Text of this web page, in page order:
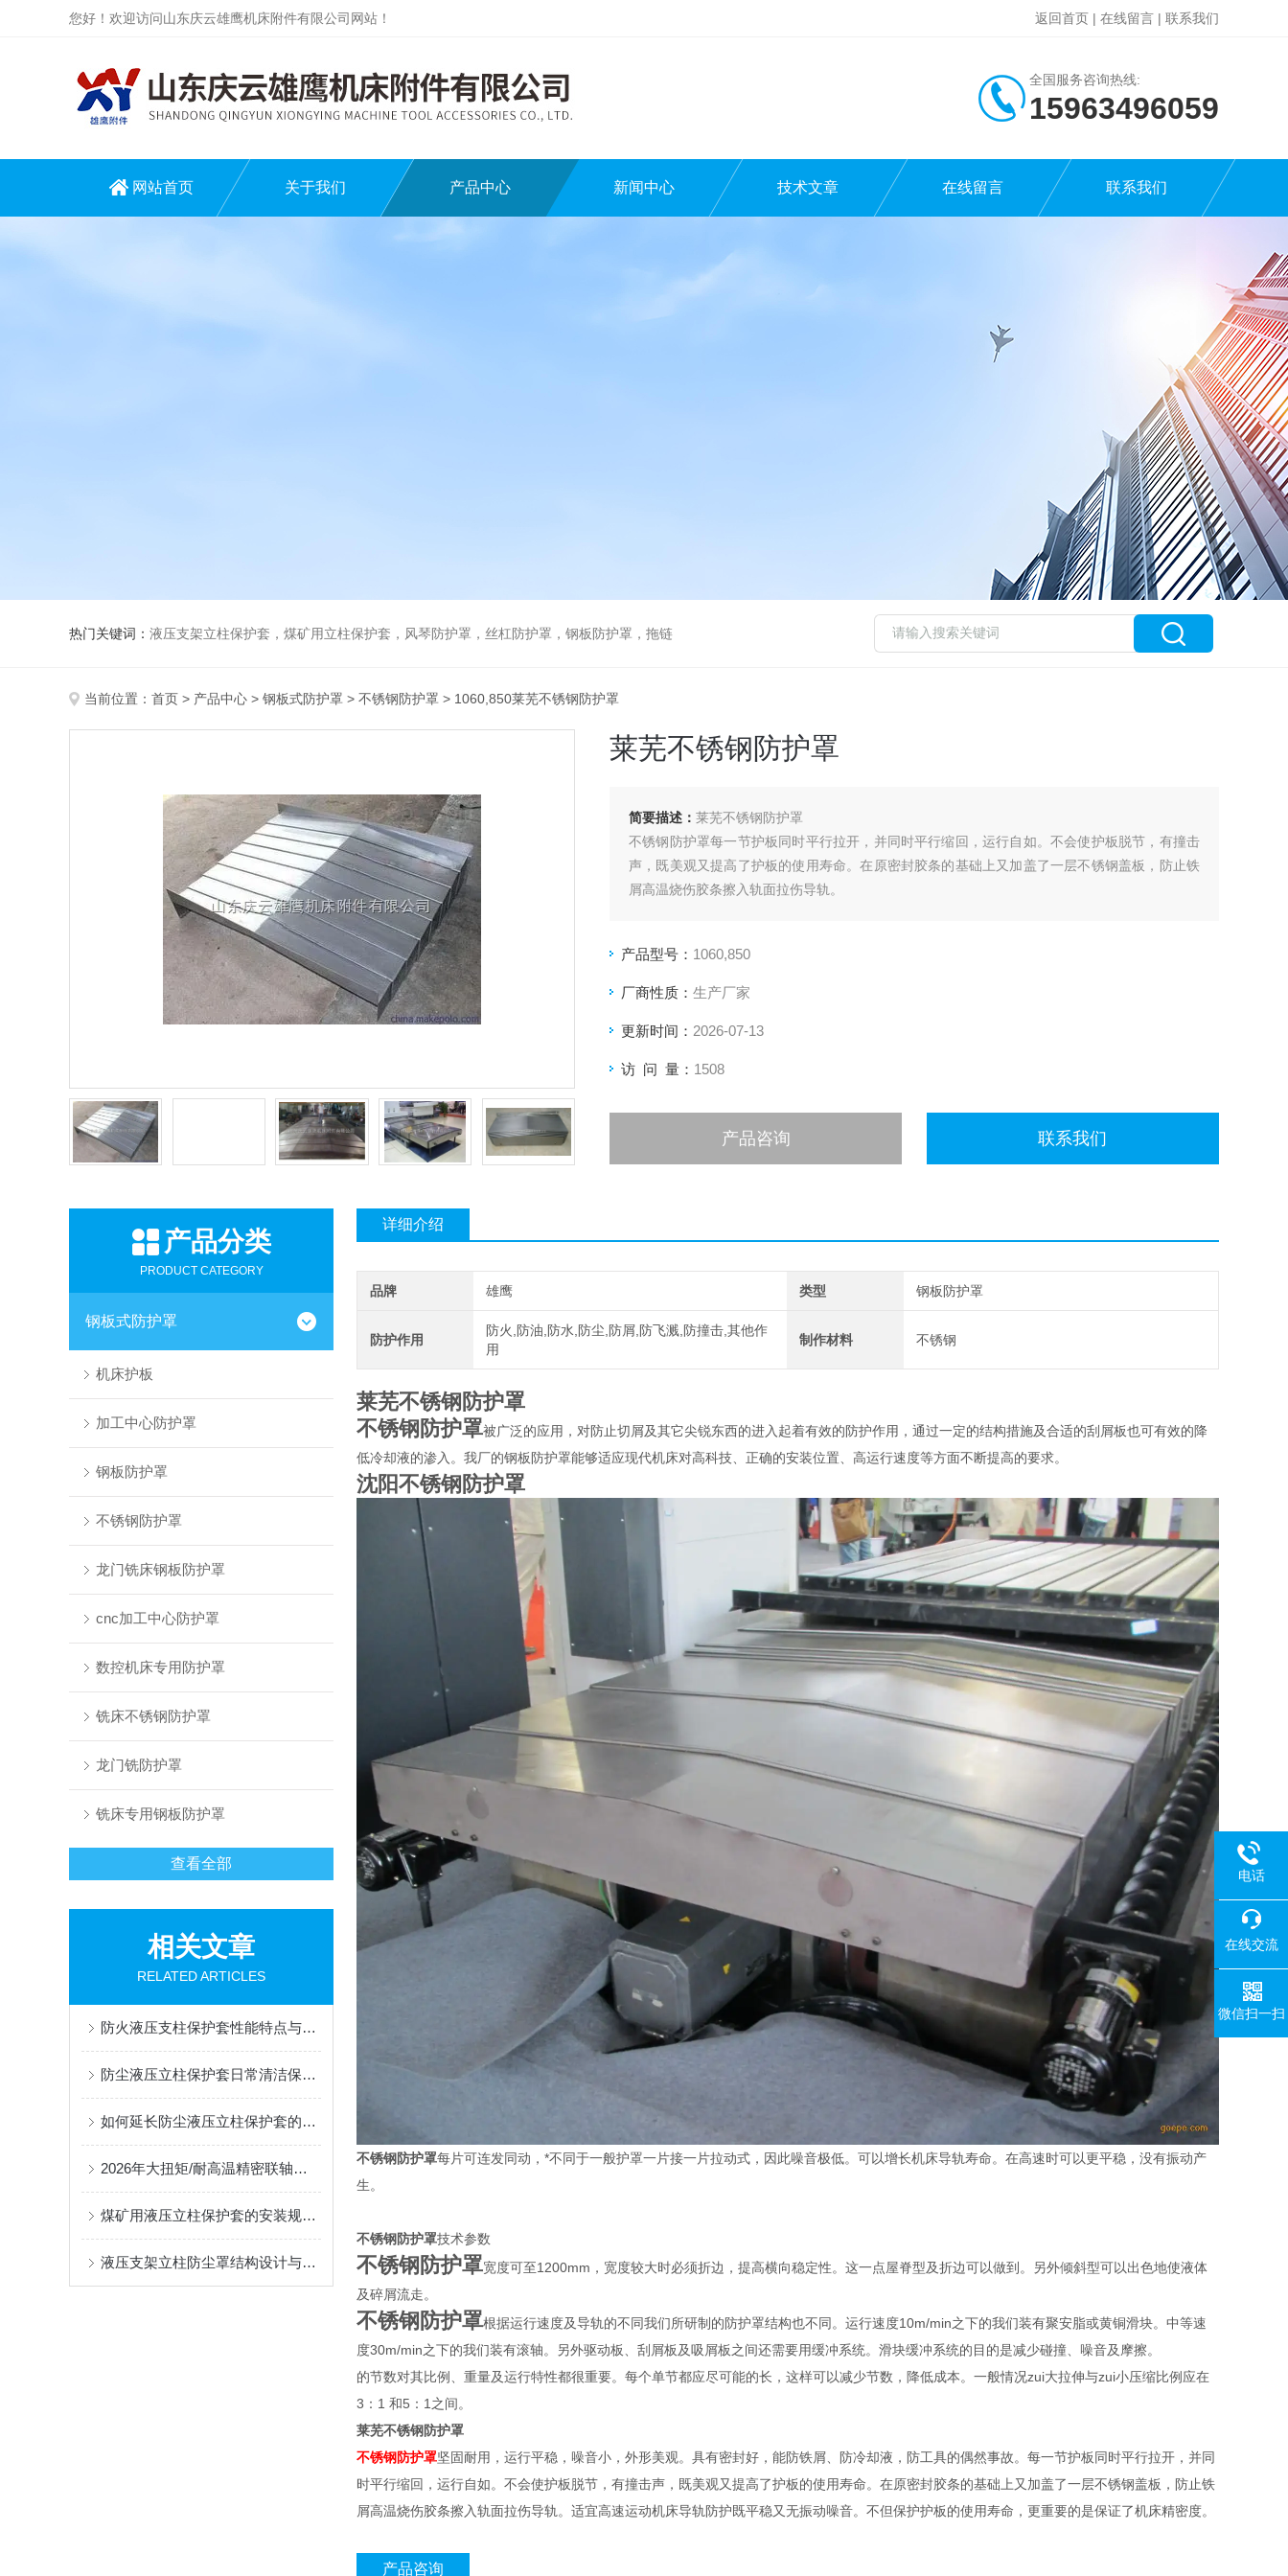
您好！欢迎访问山东庆云雄鹰机床附件有限公司网站！ 返回首页 | 在线留言 | 联系我们
全国服务咨询热线:
15963496059
网站首页 关于我们 产品中心 新闻中心 技术文章 在线留言 联系我们
热门关键词： 液压支架立柱保护套，煤矿用立柱保护套，风琴防护罩，丝杠防护罩，钢板防护罩，拖链
当前位置： 首页 > 产品中心 > 钢板式防护罩 > 不锈钢防护罩 > 1060,850莱芜不锈钢防护罩
莱芜不锈钢防护罩
简要描述： 莱芜不锈钢防护罩
不锈钢防护罩每一节护板同时平行拉开，并同时平行缩回，运行自如。不会使护板脱节，有撞击
声，既美观又提高了护板的使用寿命。在原密封胶条的基础上又加盖了一层不锈钢盖板，防止铁
屑高温烧伤胶条擦入轨面拉伤导轨。
产品型号： 1060,850
厂商性质： 生产厂家
更新时间： 2026-07-13
访 问 量： 1508
产品咨询 联系我们
产品分类
PRODUCT CATEGORY
钢板式防护罩
机床护板
加工中心防护罩
钢板防护罩
不锈钢防护罩
龙门铣床钢板防护罩
cnc加工中心防护罩
数控机床专用防护罩
铣床不锈钢防护罩
龙门铣防护罩
铣床专用钢板防护罩
查看全部
相关文章
RELATED ARTICLES
防火液压支柱保护套性能特点与阻燃防护应用
防尘液压立柱保护套日常清洁保养与更换规范
如何延长防尘液压立柱保护套的使用寿命？
2026年大扭矩/耐高温精密联轴器定制找哪家？能实现精准定制的优质厂家盘点
煤矿用液压立柱保护套的安装规范与使用寿命提升方案
液压支架立柱防尘罩结构设计与密封防护原理
详细介绍
品牌 雄鹰 类型 钢板防护罩
防护作用
防火,防油,防水,防尘,防屑,防飞溅,防撞击,其他作
用
制作材料 不锈钢
莱芜不锈钢防护罩
不锈钢防护罩被广泛的应用，对防止切屑及其它尖锐东西的进入起着有效的防护作用，通过一定的结构措施及合适的刮屑板也可有效的降
低冷却液的渗入。我厂的钢板防护罩能够适应现代机床对高科技、正确的安装位置、高运行速度等方面不断提高的要求。
沈阳不锈钢防护罩
不锈钢防护罩每片可连发同动，*不同于一般护罩一片接一片拉动式，因此噪音极低。可以增长机床导轨寿命。在高速时可以更平稳，没有振动产
生。
不锈钢防护罩技术参数
不锈钢防护罩宽度可至1200mm，宽度较大时必须折边，提高横向稳定性。这一点屋脊型及折边可以做到。另外倾斜型可以出色地使液体
及碎屑流走。
不锈钢防护罩根据运行速度及导轨的不同我们所研制的防护罩结构也不同。运行速度10m/min之下的我们装有聚安脂或黄铜滑块。中等速
度30m/min之下的我们装有滚轴。另外驱动板、刮屑板及吸屑板之间还需要用缓冲系统。滑块缓冲系统的目的是减少碰撞、噪音及摩擦。
的节数对其比例、重量及运行特性都很重要。每个单节都应尽可能的长，这样可以减少节数，降低成本。一般情况zui大拉伸与zui小压缩比例应在
3：1 和5：1之间。
莱芜不锈钢防护罩
不锈钢防护罩坚固耐用，运行平稳，噪音小，外形美观。具有密封好，能防铁屑、防冷却液，防工具的偶然事故。每一节护板同时平行拉开，并同
时平行缩回，运行自如。不会使护板脱节，有撞击声，既美观又提高了护板的使用寿命。在原密封胶条的基础上又加盖了一层不锈钢盖板，防止铁
屑高温烧伤胶条擦入轨面拉伤导轨。适宜高速运动机床导轨防护既平稳又无振动噪音。不但保护护板的使用寿命，更重要的是保证了机床精密度。
产品咨询
电话
在线交流
微信扫一扫